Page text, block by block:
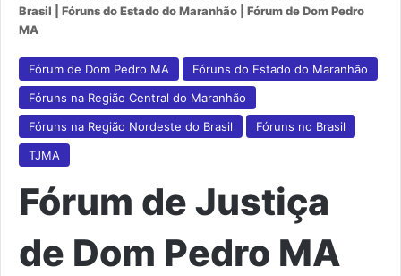
Brasil
Fóruns do Estado do Maranhão
Fórum de Dom Pedro
MA
Fórum de Dom Pedro MA
Fóruns do Estado do Maranhão
Fóruns na Região Central do Maranhão
Fóruns na Região Nordeste do Brasil
Fóruns no Brasil
TJMA
Fórum de Justiça
de Dom Pedro MA